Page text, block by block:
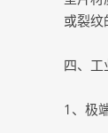
或裂纹
四、工
1、极